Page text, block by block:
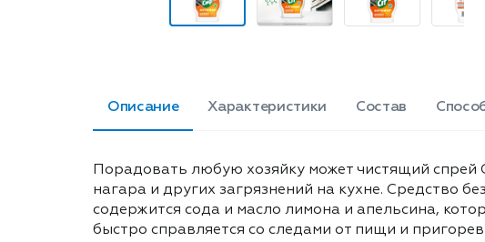
Описание Характеристики Состав
Порадовать любую хозяйку может чистящий
нагара и других загрязнений на кухне. Средство
содержится сода и масло лимона и апельсина,
быстро справляется со следами от пищи и